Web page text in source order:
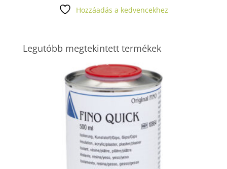
Hozzáadás a kedvencekhez
Legutóbb megtekintett termékek